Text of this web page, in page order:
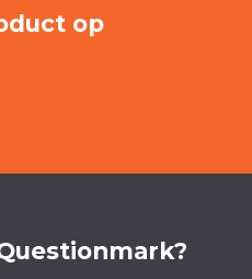
op